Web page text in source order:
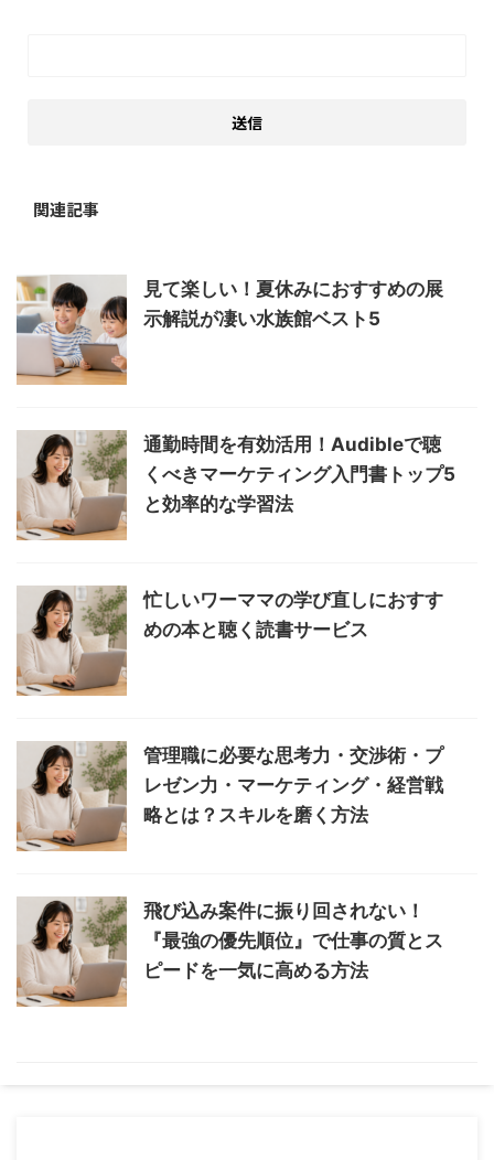
関連記事
見て楽しい！夏休みにおすすめの展
示解説が凄い水族館ベスト5
通勤時間を有効活用！Audibleで聴
くべきマーケティング入門書トップ5
と効率的な学習法
忙しいワーママの学び直しにおすす
めの本と聴く読書サービス
管理職に必要な思考力・交渉術・プ
レゼン力・マーケティング・経営戦
略とは？スキルを磨く方法
飛び込み案件に振り回されない！
『最強の優先順位』で仕事の質とス
ピードを一気に高める方法